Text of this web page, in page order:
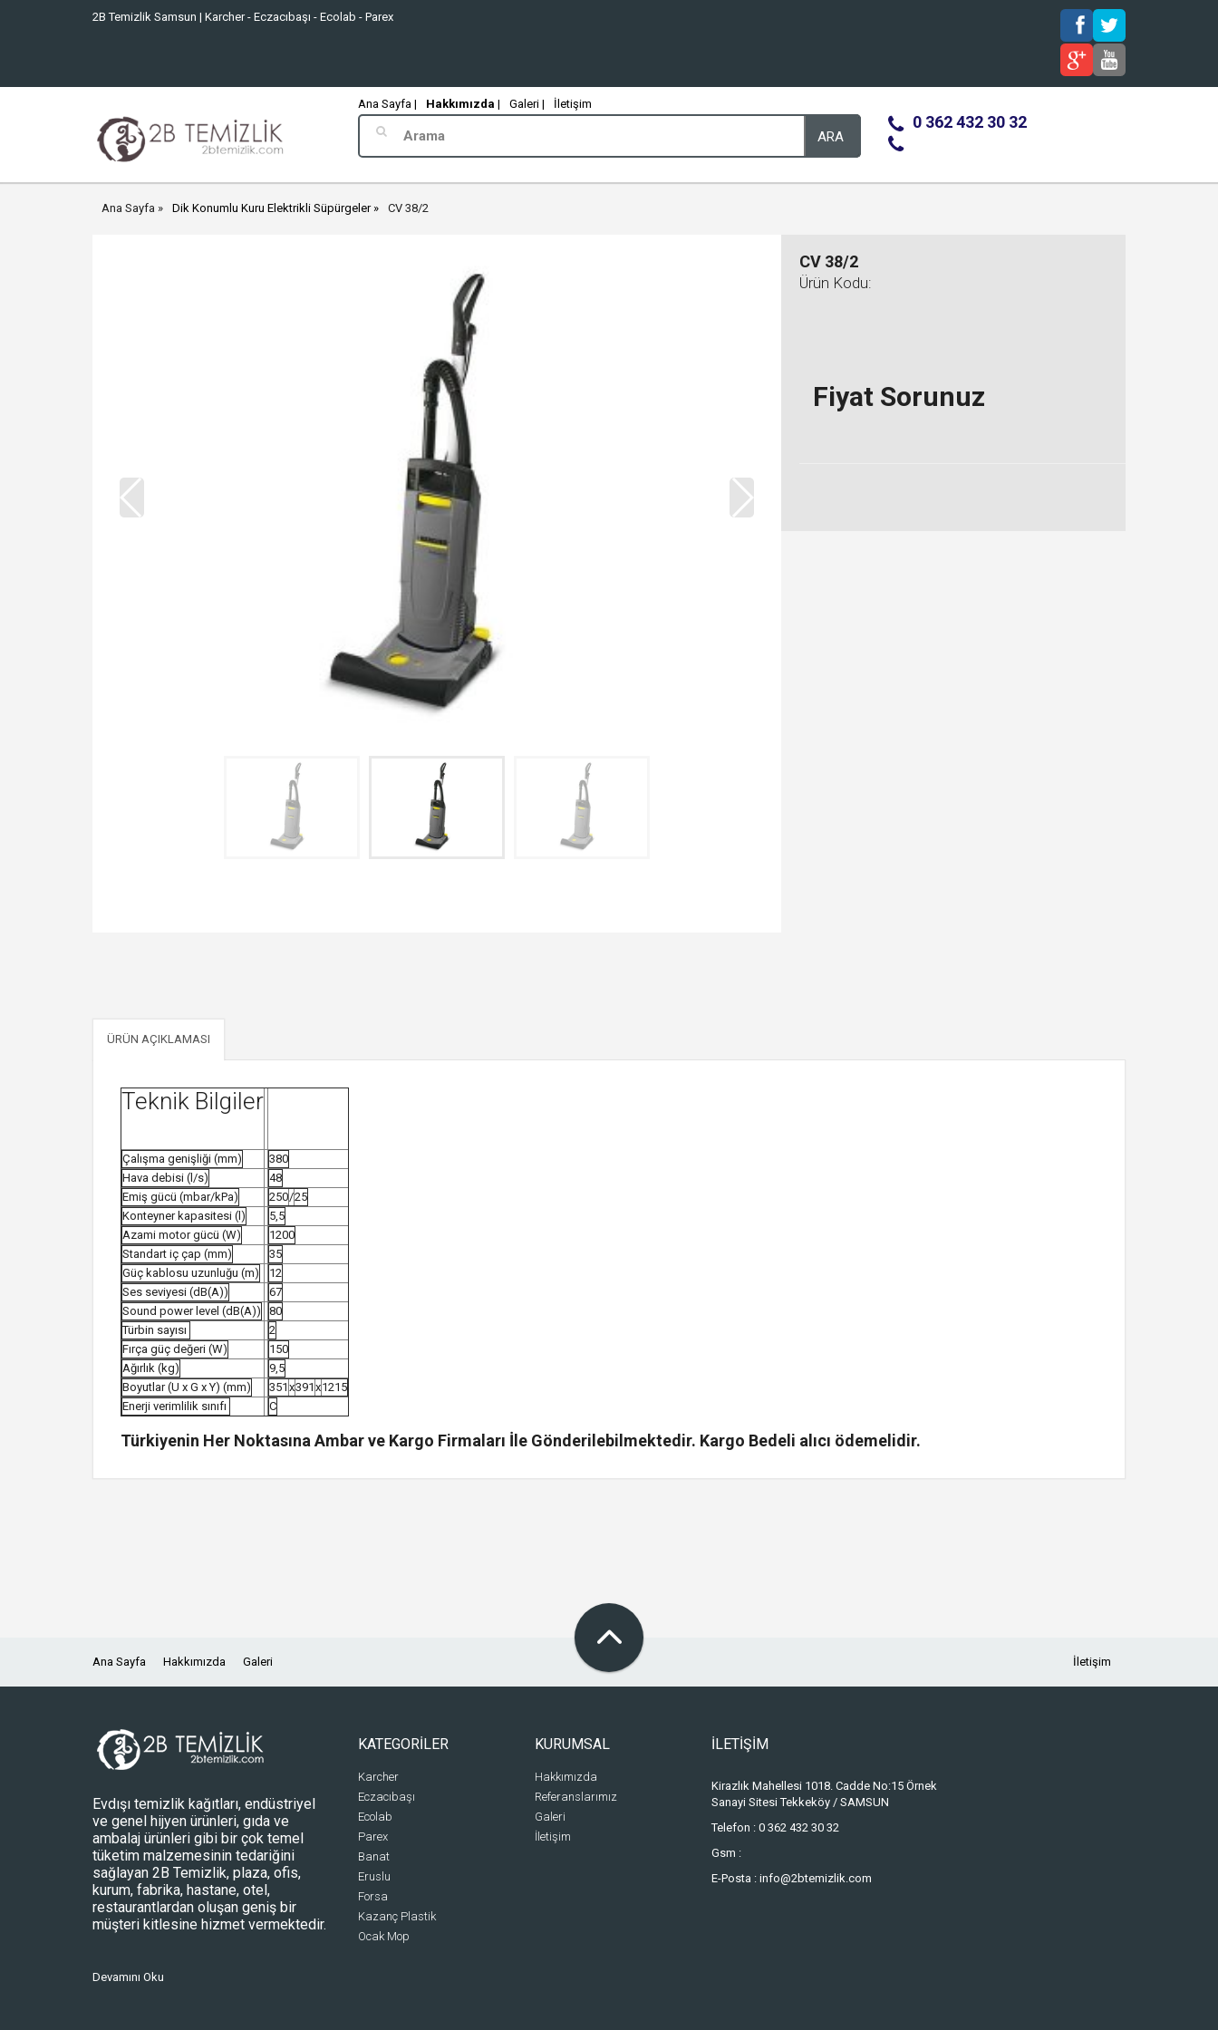
2B Temizlik Samsun | Karcher - Eczacıbaşı - Ecolab - Parex
Ana Sayfa | Hakkımızda | Galeri | İletişim
ARA
0 362 432 30 32
Ana Sayfa Dik Konumlu Kuru Elektrikli Süpürgeler CV 38/2
CV 38/2
Ürün Kodu:
Fiyat Sorunuz
ÜRÜN AÇIKLAMASI
Teknik Bilgiler
Çalışma genişliği (mm)
380
Hava debisi (l/s)
48
Emiş gücü (mbar/kPa)
250/25
Konteyner kapasitesi (l)
5,5
Azami motor gücü (W)
1200
Standart iç çap (mm)
35
Güç kablosu uzunluğu (m)
12
Ses seviyesi (dB(A))
67
Sound power level (dB(A))
80
Türbin sayısı
2
Fırça güç değeri (W)
150
Ağırlık (kg)
9,5
Boyutlar (U x G x Y) (mm)
351 x391 x1215
Enerji verimlilik sınıfı
C
Türkiyenin Her Noktasına Ambar ve Kargo Firmaları İle Gönderilebilmektedir. Kargo Bedeli alıcı ödemelidir.
Ana Sayfa Hakkımızda Galeri İletişim
Evdışı temizlik kağıtları, endüstriyel
ve genel hijyen ürünleri, gıda ve
ambalaj ürünleri gibi bir çok temel
tüketim malzemesinin tedariğini
sağlayan 2B Temizlik, plaza, ofis,
kurum, fabrika, hastane, otel,
restaurantlardan oluşan geniş bir
müşteri kitlesine hizmet vermektedir.
Devamını Oku
KATEGORİLER
Karcher
Eczacıbaşı
Ecolab
Parex
Banat
Eruslu
Forsa
Kazanç Plastik
Ocak Mop
KURUMSAL
Hakkımızda
Referanslarımız
Galeri
İletişim
İLETİŞİM
Kirazlık Mahellesi 1018. Cadde No:15 Örnek
Sanayi Sitesi Tekkeköy / SAMSUN
Telefon : 0 362 432 30 32
Gsm :
E-Posta : info@2btemizlik.com